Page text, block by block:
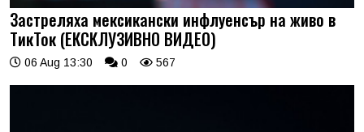
Застреляха мексикански инфлуенсър на живо в
ТикТок (ЕКСКЛУЗИВНО ВИДЕО)
06 Aug 13:30 0 567